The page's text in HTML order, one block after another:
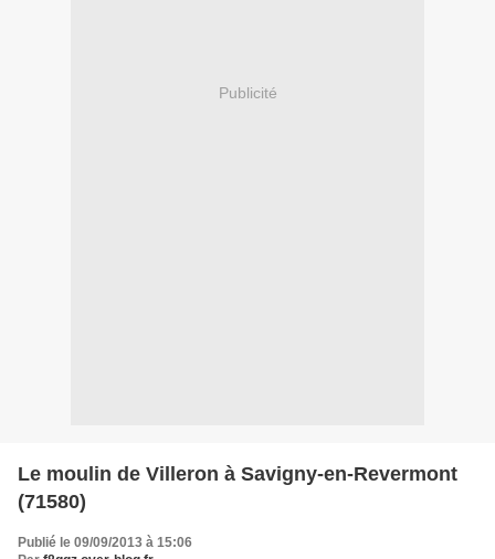
Publicité
Le moulin de Villeron à Savigny-en-Revermont
(71580)
Publié le 09/09/2013 à 15:06